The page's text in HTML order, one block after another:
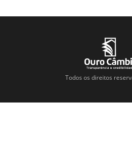
Todos os direitos